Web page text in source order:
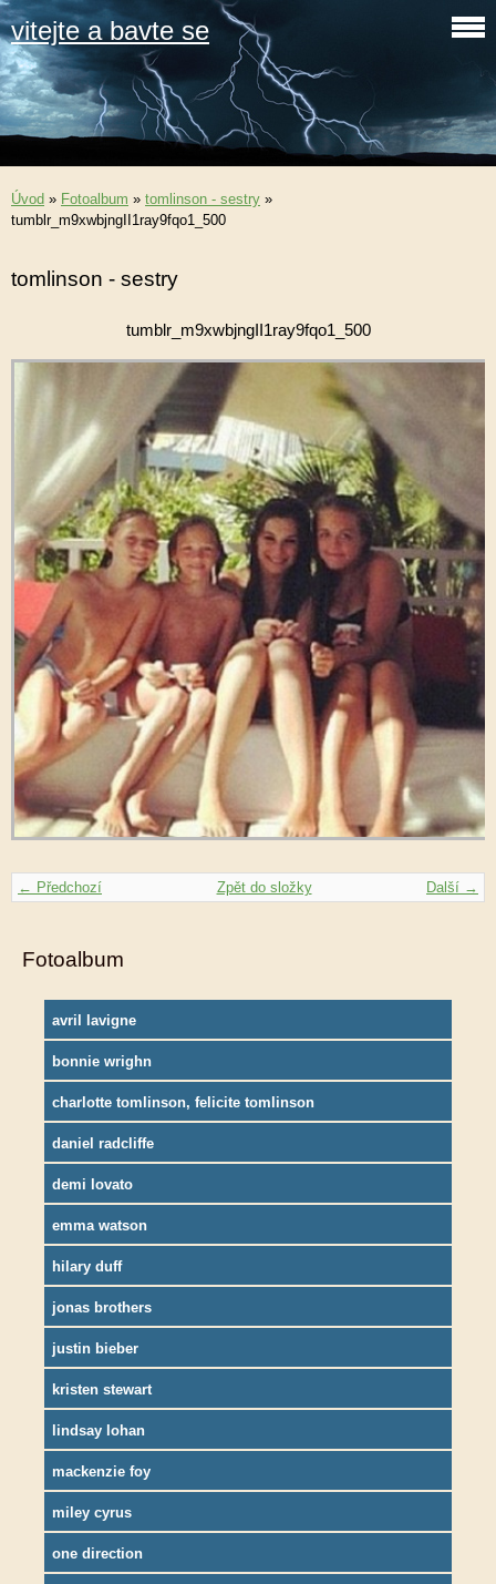
vitejte a bavte se
Úvod » Fotoalbum » tomlinson - sestry »
tumblr_m9xwbjngII1ray9fqo1_500
tomlinson - sestry
tumblr_m9xwbjngII1ray9fqo1_500
← Předchozí Další →
Zpět do složky
Fotoalbum
avril lavigne
bonnie wrighn
charlotte tomlinson, felicite tomlinson
daniel radcliffe
demi lovato
emma watson
hilary duff
jonas brothers
justin bieber
kristen stewart
lindsay lohan
mackenzie foy
miley cyrus
one direction